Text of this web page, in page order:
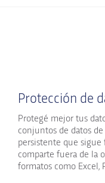
Protección de
Protegé mejor tus
conjuntos de datos
persistente que
comparte fuera de la
formatos como Excel,